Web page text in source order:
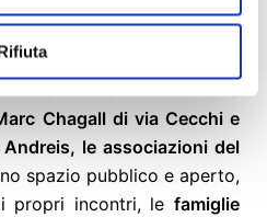
beneficiare del giardino
Chagall di via Cecchi e
le associazioni del
spazio pubblico e aperto,
propri incontri, le famiglie